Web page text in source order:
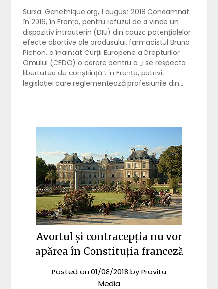
Sursa: Genethique.org, 1 august 2018 Condamnat
în 2016, în Franța, pentru refuzul de a vinde un
dispozitiv intrauterin (DIU) din cauza potențialelor
efecte abortive ale produsului, farmacistul Bruno
Pichon, a înaintat Curții Europene a Drepturilor
Omului (CEDO) o cerere pentru a „i se respecta
libertatea de conștiință”. În Franța, potrivit
legislației care reglementează profesiunile din…
Avortul și contracepția nu vor
apărea în Constituția franceză
Posted on01/08/2018 byProvita
Media